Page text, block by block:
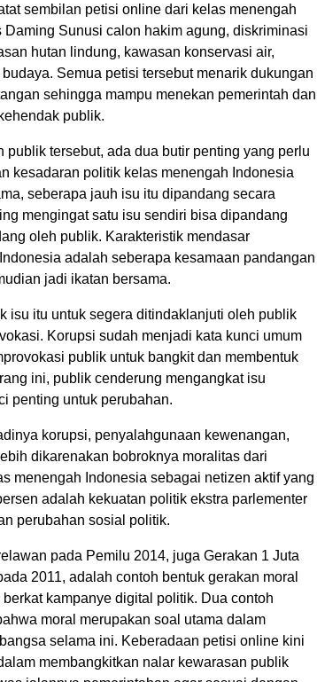
sembilan petisi online dari kelas menengah
Daming Sunusi calon hakim agung, diskriminasi
hutan lindung, kawasan konservasi air,
Semua petisi tersebut menarik dukungan
sehingga mampu menekan pemerintah dan
publik.
publik tersebut, ada dua butir penting yang perlu
kesadaran politik kelas menengah Indonesia
seberapa jauh isu itu dipandang secara
mengingat satu isu sendiri bisa dipandang
oleh publik. Karakteristik mendasar
adalah seberapa kesamaan pandangan
jadi ikatan bersama.
isu itu untuk segera ditindaklanjuti oleh publik
Korupsi sudah menjadi kata kunci umum
publik untuk bangkit dan membentuk
ini, publik cenderung mengangkat isu
penting untuk perubahan.
korupsi, penyalahgunaan kewenangan,
dikarenakan bobroknya moralitas dari
menengah Indonesia sebagai netizen aktif yang
adalah kekuatan politik ekstra parlementer
perubahan sosial politik.
pada Pemilu 2014, juga Gerakan 1 Juta
2011, adalah contoh bentuk gerakan moral
kampanye digital politik. Dua contoh
moral merupakan soal utama dalam
selama ini. Keberadaan petisi online kini
membangkitkan nalar kewarasan publik